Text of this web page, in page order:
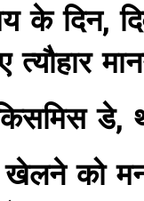
के दिन,
त्यौहार
डे,
को